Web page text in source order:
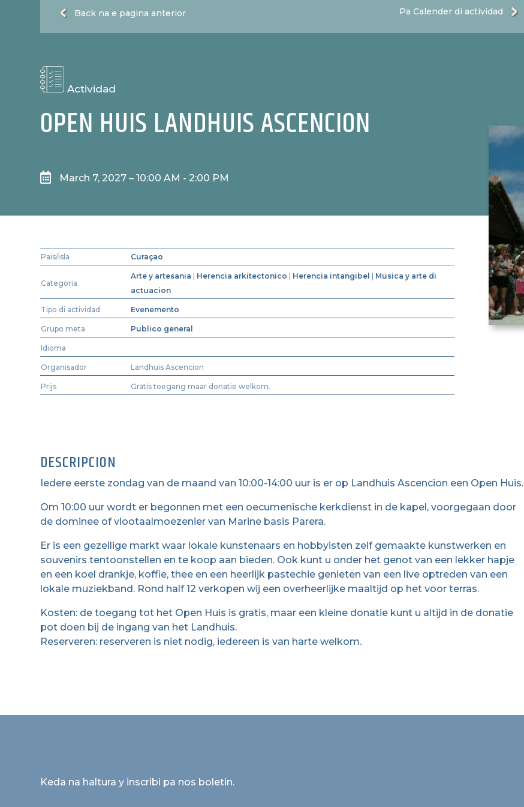
Back na e pagina anterior Pa Calender di actividad
Actividad
OPEN HUIS LANDHUIS ASCENCION
 March 7, 2027 – 10:00 AM - 2:00 PM
Pais/isla Curaçao
Categoria
Arte y artesania Herencia arkitectonico Herencia intangibel
Musica y arte di
actuacion
Tipo di actividad Evenemento
Grupo meta Publico general
Idioma
Organisador Landhuis Ascencion
Prijs Gratis toegang maar donatie welkom.
DESCRIPCION
Iedere eerste zondag van de maand van 10:00-14:00 uur is er op Landhuis Ascencion een Open Huis.
Om 10:00 uur wordt er begonnen met een oecumenische kerkdienst in de kapel, voorgegaan door
de dominee of vlootaalmoezenier van Marine basis Parera.
Er is een gezellige markt waar lokale kunstenaars en hobbyisten zelf gemaakte kunstwerken en
souvenirs tentoonstellen en te koop aan bieden. Ook kunt u onder het genot van een lekker hapje
en een koel drankje, koffie, thee en een heerlijk pastechie genieten van een live optreden van een
lokale muziekband. Rond half 12 verkopen wij een overheerlijke maaltijd op het voor terras.
Kosten: de toegang tot het Open Huis is gratis, maar een kleine donatie kunt u altijd in de donatie
pot doen bij de ingang van het Landhuis.
Reserveren: reserveren is niet nodig, iedereen is van harte welkom.
Keda na haltura y inscribi pa nos boletin.